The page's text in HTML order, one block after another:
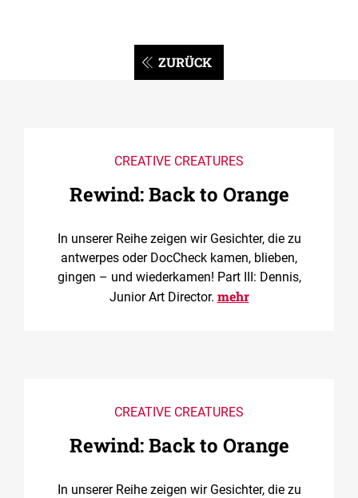
ZURÜCK
CREATIVE CREATURES
Rewind: Back to Orange
In unserer Reihe zeigen wir Gesichter, die zu
antwerpes oder DocCheck kamen, blieben,
gingen – und wiederkamen! Part III: Dennis,
Junior Art Director. mehr
CREATIVE CREATURES
Rewind: Back to Orange
In unserer Reihe zeigen wir Gesichter, die zu